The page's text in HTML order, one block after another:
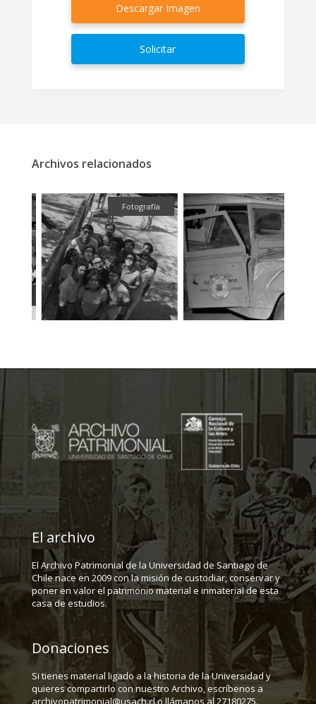
Descargar Imagen
Solicitar
Archivos relacionados
Fotografía
El archivo
El Archivo Patrimonial de la Universidad de Santiago de
Chile nace en 2009 con la misión de custodiar, conservar y
poner en valor el patrimonio material e inmaterial de esta
casa de estudios.
Donaciones
Si tienes material ligado a la historia de la Universidad y
quieres compartirlo con nuestro Archivo, escríbenos a
archivopatrimonial@usach.cl o llámanos al 27180275.